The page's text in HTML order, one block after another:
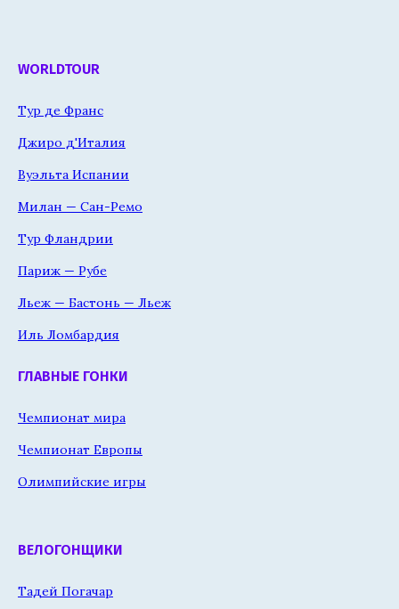
WORLDTOUR
Тур де Франс
Джиро д'Италия
Вуэльта Испании
Милан — Сан-Ремо
Тур Фландрии
Париж — Рубе
Льеж — Бастонь — Льеж
Иль Ломбардия
ГЛАВНЫЕ ГОНКИ
Чемпионат мира
Чемпионат Европы
Олимпийские игры
ВЕЛОГОНЩИКИ
Тадей Погачар